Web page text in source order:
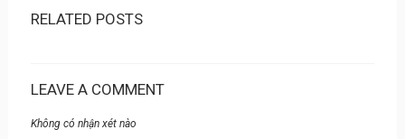
RELATED POSTS
LEAVE A COMMENT
Không có nhận xét nào